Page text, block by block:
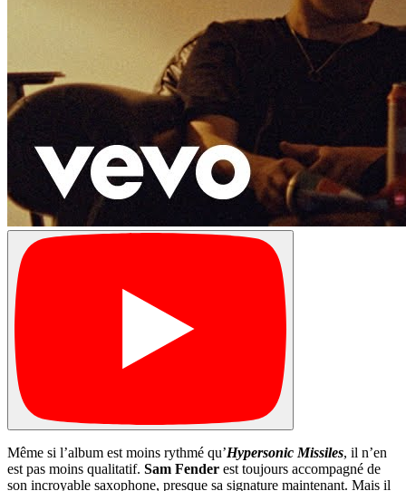
Même si l’album est moins rythmé qu’Hypersonic Missiles, il n’en
est pas moins qualitatif. Sam Fender est toujours accompagné de
son incroyable saxophone, presque sa signature maintenant. Mais il